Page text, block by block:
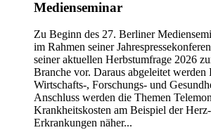
Medienseminar
Zu Beginn des 27. Berliner
im Rahmen seiner
seiner aktuellen Herbstumfrage 2026
Branche vor. Daraus abgeleitet werden
Wirtschafts-, Forschungs- und
Anschluss werden die Themen
Krankheitskosten am Beispiel der
Erkrankungen näher...